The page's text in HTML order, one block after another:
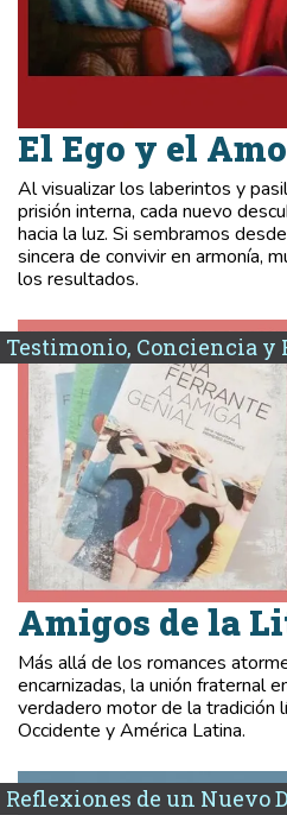
El Ego y el
Al visualizar los laberintos y
prisión interna, cada nuevo
hacia la luz. Si sembramos
sincera de convivir en armonía,
los resultados.
Testimonio, Conciencia y
Amigos de la
Más allá de los romances
encarnizadas, la unión fraternal
verdadero motor de la tradición
Occidente y América Latina.
Reflexiones de un Nuevo